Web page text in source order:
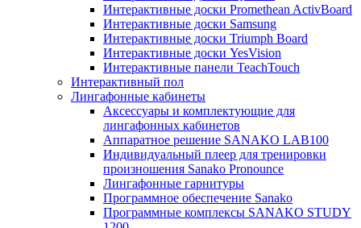
Интерактивные доски Promethean ActivBoard
Интерактивные доски Samsung
Интерактивные доски Triumph Board
Интерактивные доски YesVision
Интерактивные панели TeachTouch
Интерактивный пол
Лингафонные кабинеты
Аксессуары и комплектующие для
лингафонных кабинетов
Аппаратное решение SANAKO LAB100
Индивидуальный плеер для тренировки
произношения Sanako Pronounce
Лингафонные гарнитуры
Программное обеспечение Sanako
Программные комплексы SANAKO STUDY